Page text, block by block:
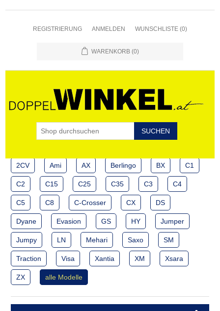
REGISTRIERUNG ANMELDEN WUNSCHLISTE (0)
WARENKORB (0)
2CV Ami AX Berlingo BX C1
C2 C15 C25 C35 C3 C4
C5 C8 C-Crosser CX DS
Dyane Evasion GS HY Jumper
Jumpy LN Mehari Saxo SM
Traction Visa Xantia XM Xsara
ZX alle Modelle